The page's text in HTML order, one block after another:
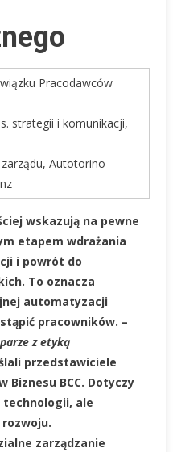
Pracodawców
strategii i komunikacji,
Autotorino
wskazują na pewne
etapem wdrażania
i powrót do
To oznacza
automatyzacji
pracowników. –
z etyką
przedstawiciele
Biznesu BCC. Dotyczy
ale
zarządzanie